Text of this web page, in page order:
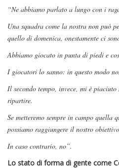
“Ne abbiamo parlato a lungo con i
Una squadra come la nostra non può
quello di domenica, onestamente ci
Abbiamo giocato in punta di piedi e
I giocatori lo sanno: in questo modo
Il secondo tempo, invece, mi è
ripartire.
Se metteremo sempre in campo quella
possiamo raggiungere il nostro
In caso contrario, no”.
Lo stato di forma di gente come